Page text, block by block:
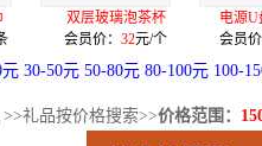
玻璃泡茶杯
价：
元/个
电源U盘签字笔三
会员价：
元/套
元 30-50元 50-80元 80-100元 100-
>>礼品按价格搜索>>价格范围：